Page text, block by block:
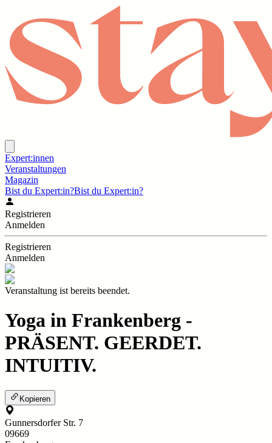
Expert:innen
Veranstaltungen
Magazin
Bist du Expert:in?Bist du Expert:in?
Registrieren
Anmelden
Registrieren
Anmelden
Veranstaltung ist bereits beendet.
Yoga in Frankenberg -
PRÄSENT. GEERDET.
INTUITIV.
Kopieren
Gunnersdorfer Str. 7
09669